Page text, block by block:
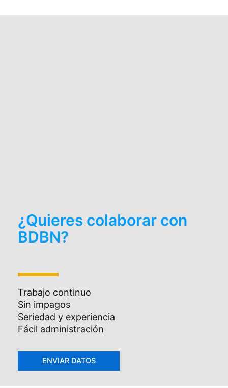
¿Quieres colaborar con
BDBN?
Trabajo continuo
Sin impagos
Seriedad y experiencia
Fácil administración